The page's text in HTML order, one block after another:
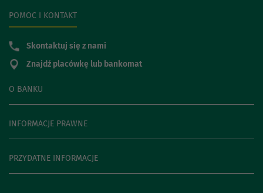
O BANKU
INFORMACJE PRAWNE
PRZYDATNE INFORMACJE
POMOC I KONTAKT
Skontaktuj się z nami
Znajdź placówkę lub bankomat